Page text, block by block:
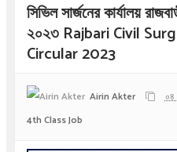
সিভিল সার্জনের কার্যালয়
২০২৩ Rajbari Civil
Circular 2023
Airin Akter ০৪
4th Class Job